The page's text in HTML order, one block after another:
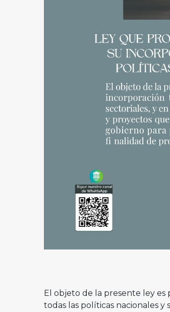
El objeto de la presente ley
todas las políticas nacionales y